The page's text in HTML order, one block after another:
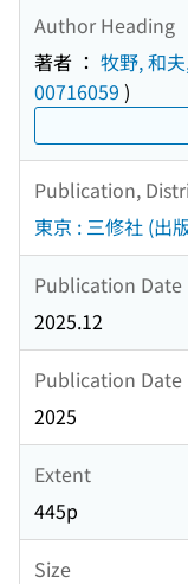
Author Heading
著者 ： 牧野, 和
00716059 )
Publication,
東京 : 三修社 (出
Publication Date
2025.12
Publication Date
2025
Extent
445p
Size